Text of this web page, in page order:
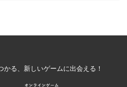
かる、新しいゲームに出会える！